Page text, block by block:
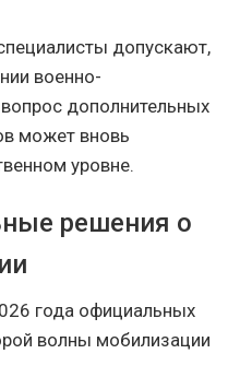
допускают,
военно-
дополнительных
может вновь
уровне.
решения о
года официальных
волны мобилизации